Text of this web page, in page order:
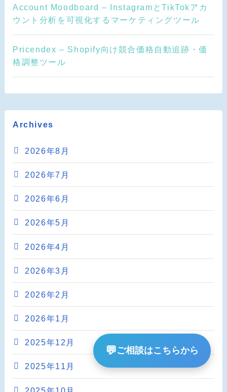
Account Moodboard – InstagramとTikTokアカ
ウント分析を可視化するマーケティングツール
Pricendex – Shopify向け競合価格自動追跡・価
格調整ツール
Archives
2026年8月
2026年7月
2026年6月
2026年5月
2026年4月
2026年3月
2026年2月
2026年1月
2025年12月
2025年11月
💬ご相談はこちらから